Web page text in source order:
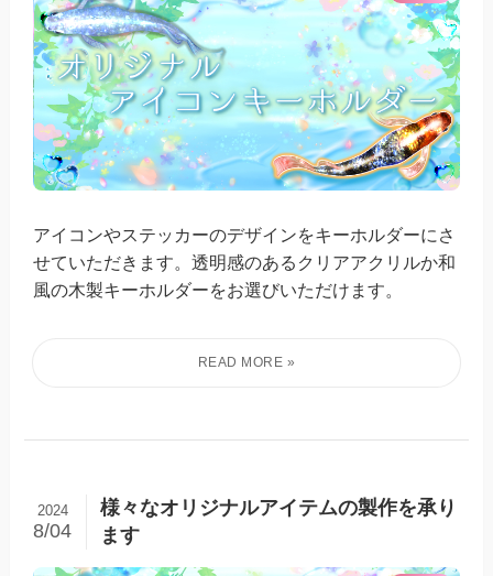
アイコンやステッカーのデザインをキーホルダーにさ
せていただきます。透明感のあるクリアアクリルか和
風の木製キーホルダーをお選びいただけます。
様々なオリジナルアイテムの製作を承り
ます
2024
8/04